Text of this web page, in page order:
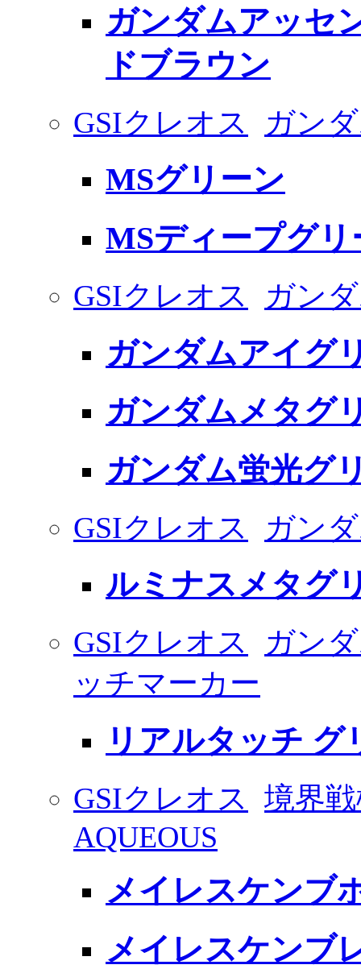
ガンダムアッセ
ドブラウン
GSIクレオス ガン
MSグリーン
MSディープグリ
GSIクレオス ガン
ガンダムアイグ
ガンダムメタグ
ガンダム蛍光グ
GSIクレオス ガン
ルミナスメタグ
GSIクレオス
ガン
ッチマーカー
リアルタッチ グ
GSIクレオス
境界
AQUEOUS
メイレスケンブ
メイレスケンブ